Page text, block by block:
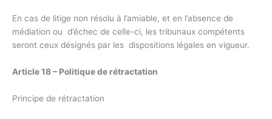
En cas de litige non résolu à l’amiable, et en l’absence de
médiation ou d’échec de celle-ci, les tribunaux compétents
seront ceux désignés par les dispositions légales en vigueur.
Article 18 – Politique de rétractation
Principe de rétractation